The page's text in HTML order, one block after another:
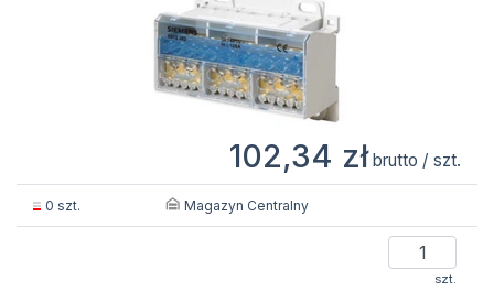
102,34 zł brutto / szt.
0 szt. Magazyn Centralny
szt.